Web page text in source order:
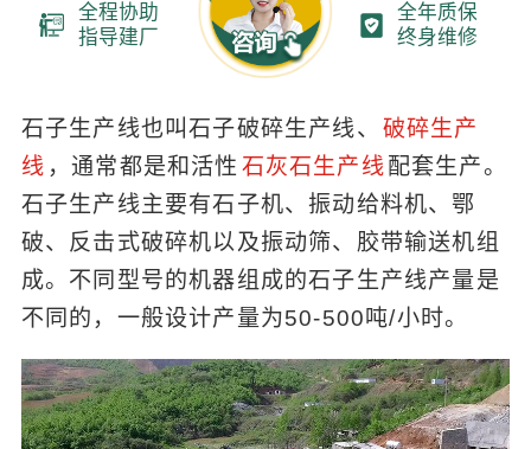
全程协助
指导建厂
全年质保
终身维修
石子生产线也叫石子破碎生产线、
破碎生产
线 ，通常都是和活性 石灰石生产线配套生产。
石子生产线主要有石子机、振动给料机、鄂
破、反击式破碎机以及振动筛、胶带输送机组
成。不同型号的机器组成的石子生产线产量是
不同的，一般设计产量为50-500吨/小时。